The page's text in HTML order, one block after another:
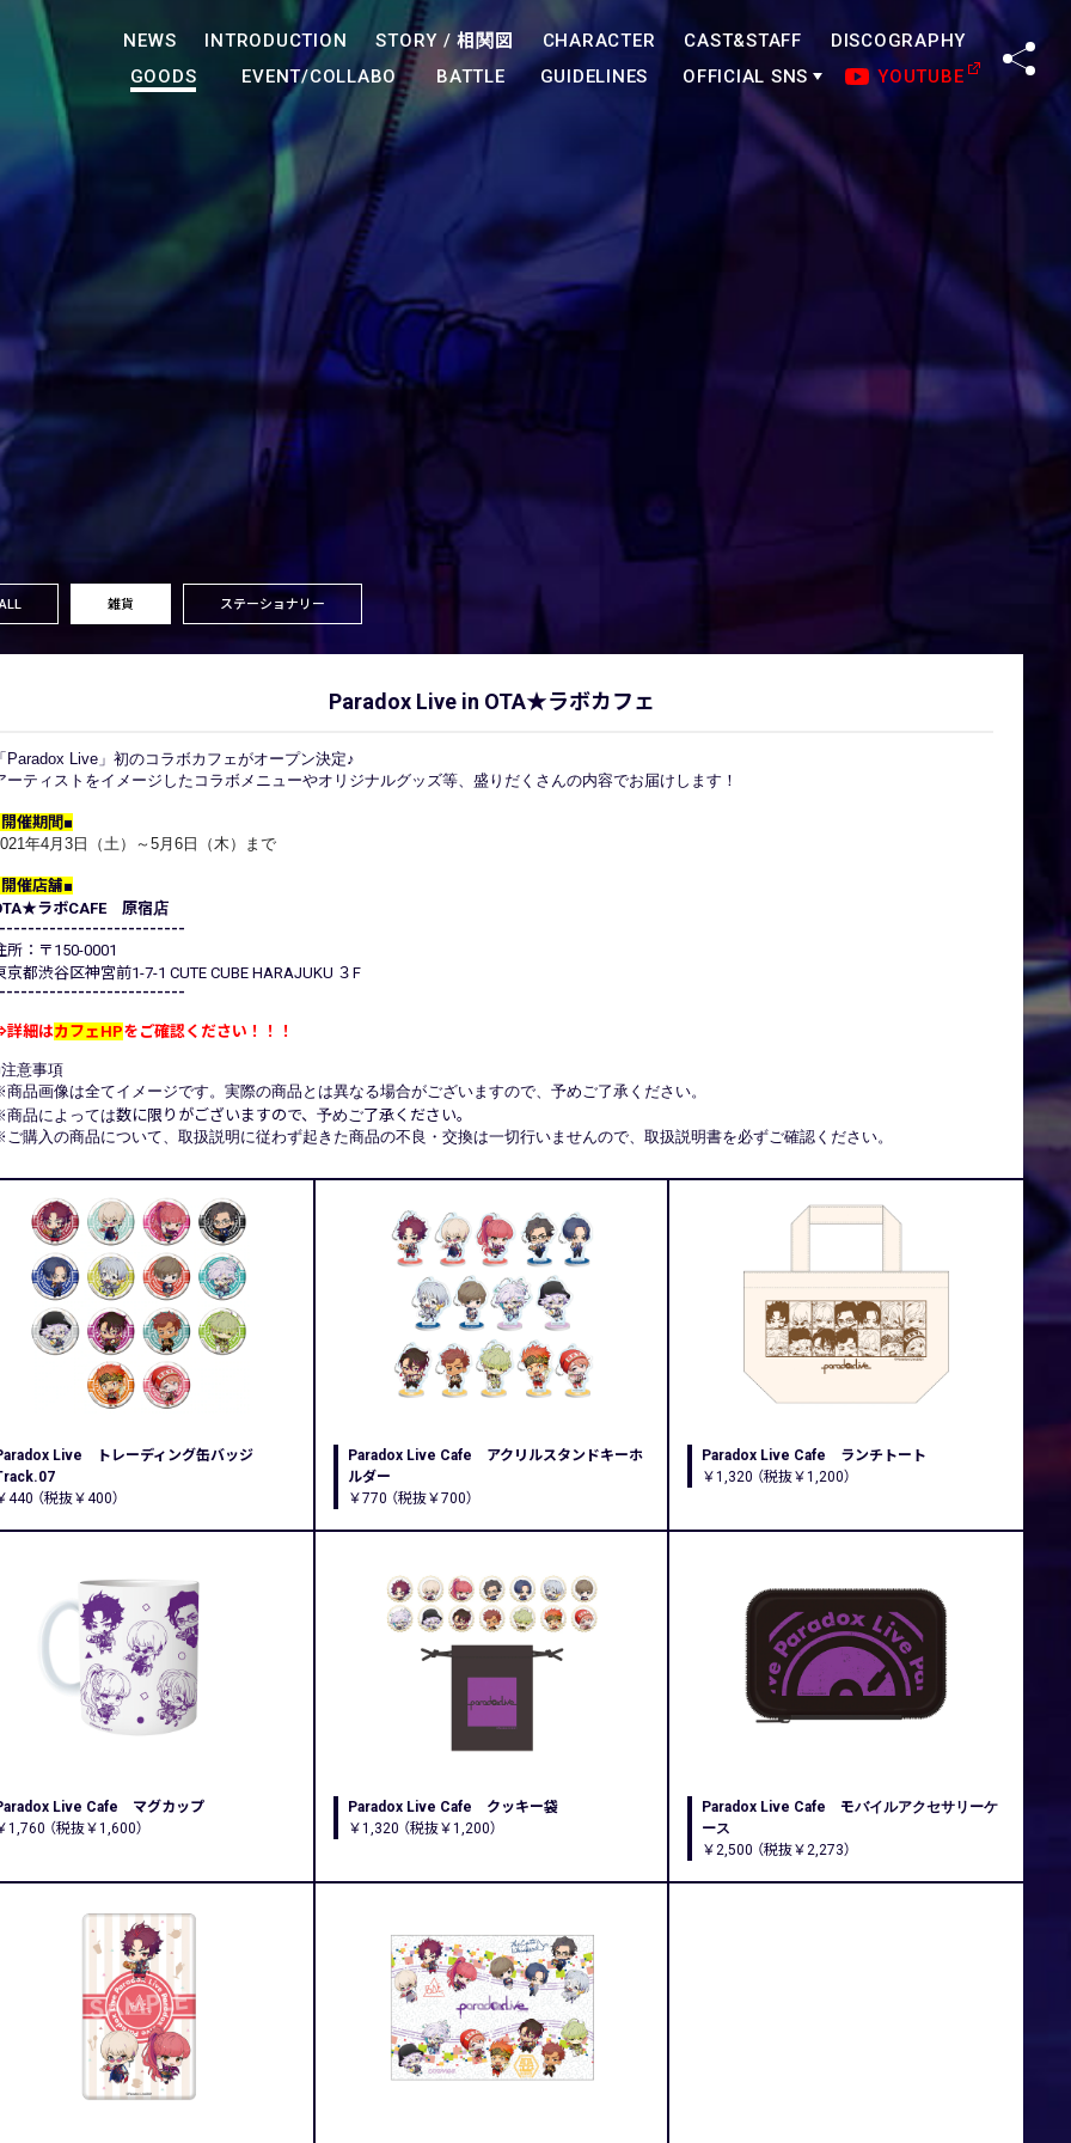
NEWS INTRODUCTION STORY /相関図 CHARACTER CAST&STAFF
DISCOGRAPHY
GOODS
EVENT/COLLABO BATTLE GUIDELINES OFFICIAL SNS YOUTUBE
雑貨 ステーショナリー
Paradox Live in OTA★ラボカフェ
Paradox Live」初のコラボカフェがオープン決定♪
ーティストをイメージしたコラボメニューやオリジナルグッズ等、盛りだくさんの内容でお届けします！
催期間■
年4月3日（土）～5月6日（木）まで
催店舗■
ラボCAFE 原宿店
所：〒150-0001
京都渋谷区神宮前1-7-1 CUTE CUBE HARAJUKU ３F
細はカフェHPをご確認ください！！！
意事項
品画像は全てイメージです。実際の商品とは異なる場合がございますので、予めご了承ください。
品によっては数に限りがございますので、 予めご了承ください。
購入の商品について、取扱説明に従わず起きた商品の不良・交換は一切行いませんので、取扱説明書を必ずご確認ください。
Live トレーディング缶バッジ
440 （税抜￥400）
Paradox Live Cafe アクリルスタンドキーホ
ルダー
￥770 （税抜￥700）
Paradox Live Cafe ランチトート
￥1,320 （税抜￥1,200）
Live Cafe マグカップ
1,760 （税抜￥1,600）
Paradox Live Cafe クッキー袋
￥1,320 （税抜￥1,200）
Paradox Live Cafe モバイルアクセサリーケ
ース
￥2,500 （税抜￥2,273）